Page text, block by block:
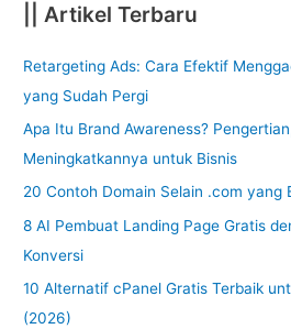
|| Artikel Terbaru
Retargeting Ads: Cara Efektif
yang Sudah Pergi
Apa Itu Brand Awareness?
Meningkatkannya untuk Bisnis
20 Contoh Domain Selain .com yang
8 AI Pembuat Landing Page Gratis
Konversi
10 Alternatif cPanel Gratis Terbaik
(2026)